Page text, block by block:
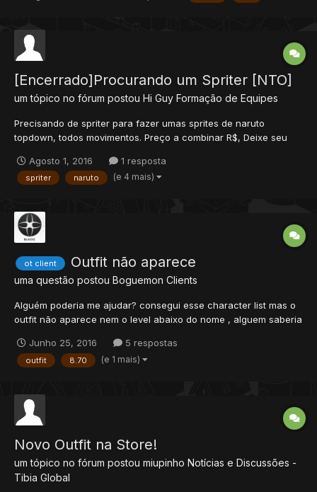
[Encerrado]Procurando um Spriter [NTO]
um tópico no fórum postou Hi Guy Formação de Equipes
Precisando de spriter para fazer umas sprites de naruto
topdown, todos movimentos. Preço a combinar R$, Deixe seu
Agosto 1, 2016
1 resposta
spriter naruto (e 4 mais)
ot client Outfit não aparece
uma questão postou Boguemon Clients
Alguém poderia me ajudar? consegui esse character list mas o
outfit não aparece nem o level abaixo do nome , alguem saberia
e mana atual/max e a experience Aqui o link do character list
Junho 25, 2016 5 respostas
outfit 8.70 (e 1 mais)
Novo Outfit na Store!
um tópico no fórum postou miupinho Notícias e Discussões -
Tibia Global